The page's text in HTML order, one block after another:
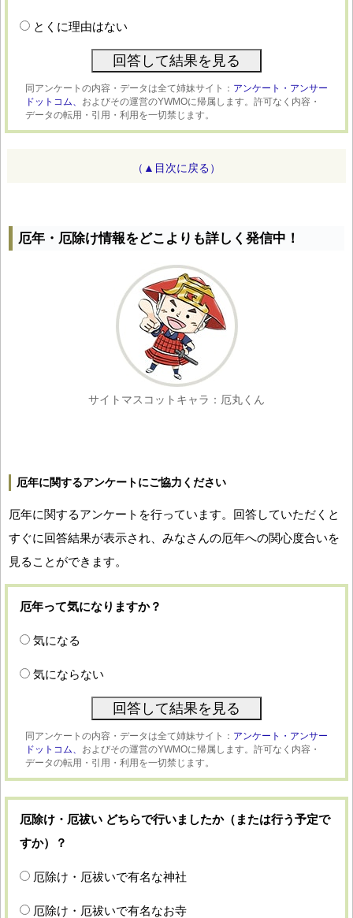
とくに理由はない
同アンケートの内容・データは全て姉妹サイト： アンケート・アンサー
ドットコム、 およびその運営のYWMOに帰属します。許可なく内容・
データの転用・引用・利用を一切禁じます。
（▲目次に戻る）
厄年・厄除け情報をどこよりも詳しく発信中！
サイトマスコットキャラ：厄丸くん
厄年に関するアンケートにご協力ください
厄年に関するアンケートを行っています。回答していただくと
すぐに回答結果が表示され、みなさんの厄年への関心度合いを
見ることができます。
厄年って気になりますか？
気になる
気にならない
同アンケートの内容・データは全て姉妹サイト： アンケート・アンサー
ドットコム、 およびその運営のYWMOに帰属します。許可なく内容・
データの転用・引用・利用を一切禁じます。
厄除け・厄祓い どちらで行いましたか（または行う予定で
すか）？
厄除け・厄祓いで有名な神社
厄除け・厄祓いで有名なお寺